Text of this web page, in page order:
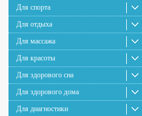
Для спорта
Для отдыха
Для массажа
Для красоты
Для здорового сна
Для здорового дома
Для диагностики